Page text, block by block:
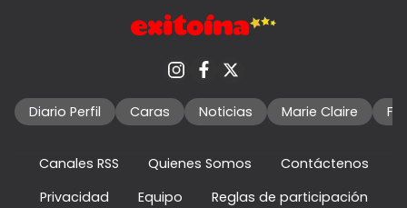
Diario Perfil Caras Noticias Marie Claire
Canales RSS Quienes Somos
Contáctenos
Privacidad
Equipo Reglas de participación